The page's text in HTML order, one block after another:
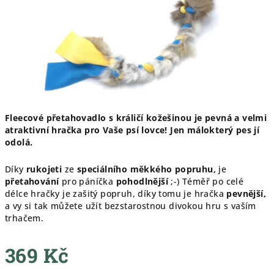
Fleecové přetahovadlo s králičí kožešinou je pevná a velmi
atraktivní hračka pro Vaše psí lovce! Jen málokterý pes jí
odolá.
Díky rukojeti ze speciálního měkkého popruhu, je
přetahovánípro páníčka pohodlnější;-) Téměř po celé
délce hračky je zašitý popruh, díky tomu je hračka pevnější,
a vy si tak můžete užít bezstarostnou divokou hru s vaším
trhačem.
369 Kč